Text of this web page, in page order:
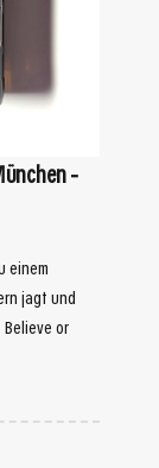
–
einem
jagt und
or